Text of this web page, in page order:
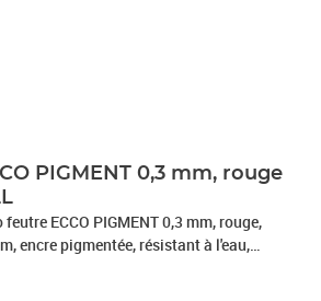
PIGMENT 0,3 mm, rouge
ECCO PIGMENT 0,3 mm, rouge,
encre pigmentée, résistant à l'eau,
en métal, grip ergonomique, longue